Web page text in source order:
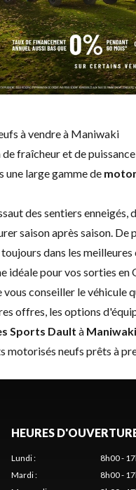
à vendre à Maniwaki
fraîcheur et de
large gamme de
des sentiers
saison après saison. De
dans les meilleures
idéale pour vos sorties
conseiller le véhicule
offres, les options
Sports Dault à Maniwaki
motorisés neufs prêts à
HEURES
Lundi:
8h00 -
Mardi:
8h00 -